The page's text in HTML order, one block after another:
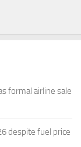
formal airline sale
despite fuel price